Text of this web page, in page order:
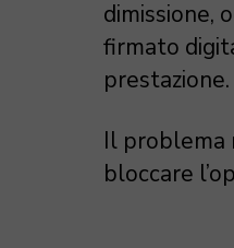
dimissione,
firmato
prestazione.
Il problema
bloccare